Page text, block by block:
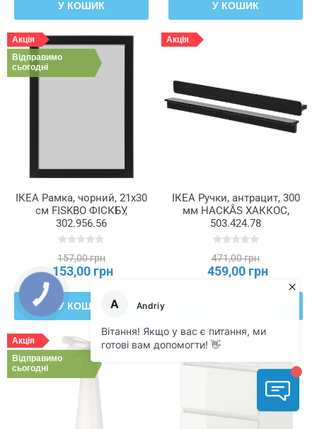
У КОШИК У КОШИК
Акція
Відправимо
сьогодні
ІКЕА Рамка, чорний, 21x30
см FISKBO ФІСКБУ,
302.956.56
157,00 грн
153,00 грн
У КОШИК
Акція
ІКЕА Ручки, антрацит, 300
мм HACKÅS ХАККОС,
503.424.78
471,00 грн
459,00 грн
Акція
Відправимо
сьогодні
Акція